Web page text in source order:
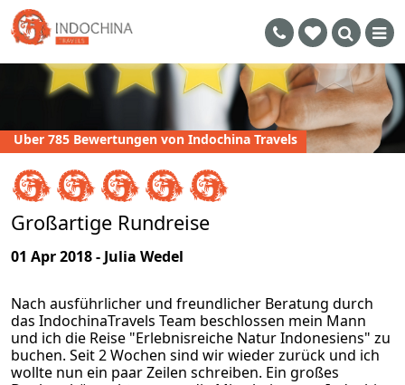
Uber 785 Bewertungen von Indochina Travels
Großartige Rundreise
01 Apr 2018 - Julia Wedel
Nach ausführlicher und freundlicher Beratung durch
das IndochinaTravels Team beschlossen mein Mann
und ich die Reise "Erlebnisreiche Natur Indonesiens" zu
buchen. Seit 2 Wochen sind wir wieder zurück und ich
wollte nun ein paar Zeilen schreiben. Ein großes